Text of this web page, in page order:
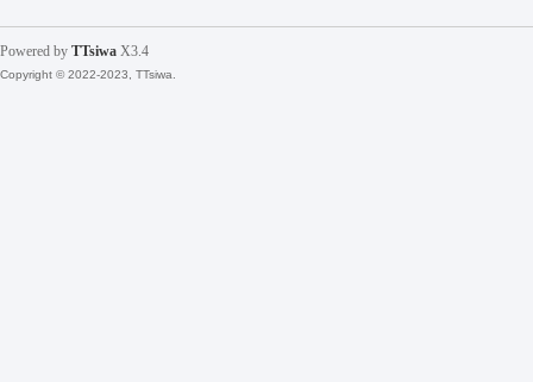
Powered by TTsiwa X3.4
Copyright © 2022-2023, TTsiwa.